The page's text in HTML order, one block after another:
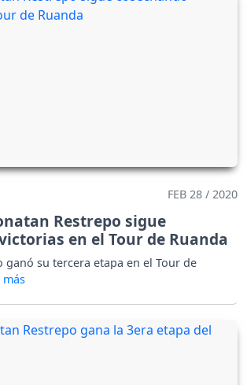
FEB 28 / 2020
Restrepo sigue
en el Tour de Ruanda
ganó su tercera etapa en el Tour de